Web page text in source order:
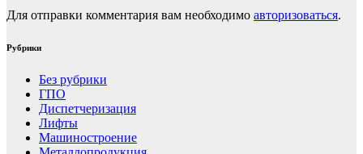
Для отправки комментария вам необходимо авторизоваться.
Рубрики
Без рубрики
ГПО
Диспетчеризация
Лифты
Машиностроение